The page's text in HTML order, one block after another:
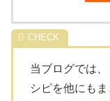
当ブログでは
シピを他にも